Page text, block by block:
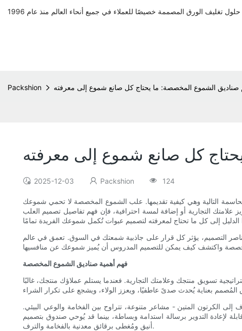
Packshion صناديق الشموع المخصصة: ما يحتاج كل صانع شموع إلى معرفته
كل صانع شموع إلى معرفته
2025-12-03 Packshion 124
التالية وهي كيفية تقديمها. علب الشموع المخصصة لا تحمي شموعك
التجارية أو إضافة لمسة احترافية، فإن فهم تفاصيل تصميم العلب
عناصر التصميم، يؤثر كل قرار على جاذبية شمعتك في السوق. تعمق في عالم
فهم أهمية صناديق الشموع المخصصة
تسويق منتجك وعلامتك التجارية. فعندما يستلم عملاؤك منتجك، غالبًا
الكرتون المتين - مشاعر متنوعة، تتراوح بين الفخامة والوعي البيئي.
لإعادة التدوير برسالة استدامة وبساطة، بينما قد يُوحي صندوق بتصميم
أنيق ومُغطى برقائق معدنية بالفخامة والترف.